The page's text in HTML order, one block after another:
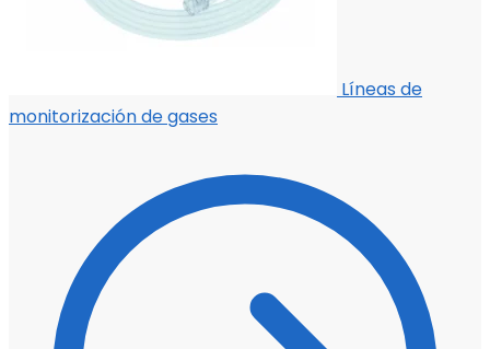
Líneas de
monitorización de gases